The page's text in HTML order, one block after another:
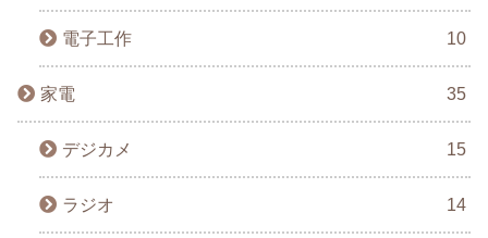
電子工作 10
家電 35
デジカメ 15
ラジオ 14